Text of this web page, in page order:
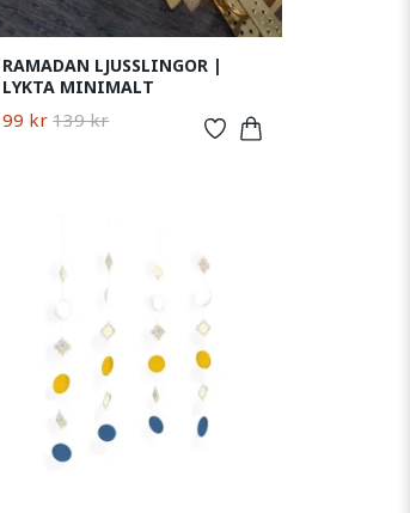
RAMADAN LJUSSLINGOR |
LYKTA MINIMALT
99 kr 139 kr